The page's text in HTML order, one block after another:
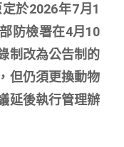
於2026年7月1
防檢署在4月10
制改為公告制的
但仍須更換動物
延後執行管理辦